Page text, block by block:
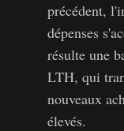
précédent,
dépenses
résulte une
LTH, qui
nouveaux
élevés.